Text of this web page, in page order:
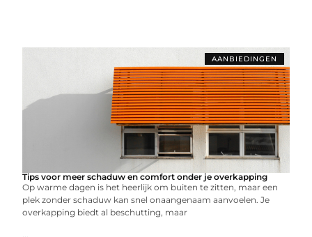
AANBIEDINGEN
Tips voor meer schaduw en comfort onder je overkapping
Op warme dagen is het heerlijk om buiten te zitten, maar een
plek zonder schaduw kan snel onaangenaam aanvoelen. Je
overkapping biedt al beschutting, maar
...